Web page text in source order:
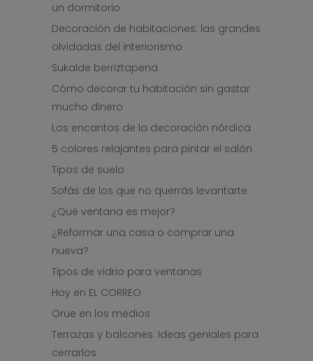
un dormitorio
Decoración de habitaciones: las grandes
olvidadas del interiorismo
Sukalde berriztapena
Cómo decorar tu habitación sin gastar
mucho dinero
Los encantos de la decoración nórdica
5 colores relajantes para pintar el salón
Tipos de suelo
Sofás de los que no querrás levantarte
¿Qué ventana es mejor?
¿Reformar una casa o comprar una
nueva?
Tipos de vidrio para ventanas
Hoy en EL CORREO
Orue en los medios
Terrazas y balcones: Ideas geniales para
cerrarlos